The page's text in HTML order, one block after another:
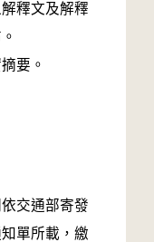
釋文及解釋
要。
交通部寄發
單所載，繳